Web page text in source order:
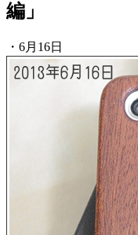
編」
・6月16日